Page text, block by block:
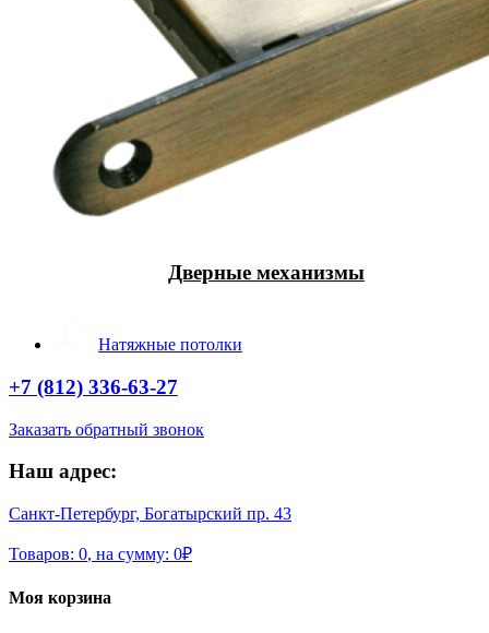
Дверные механизмы
Натяжные потолки
+7 (812) 336-63-27
Заказать обратный звонок
Наш адрес:
Санкт-Петербург, Богатырский пр. 43
Товаров: 0, на сумму: 0₽
Моя корзина